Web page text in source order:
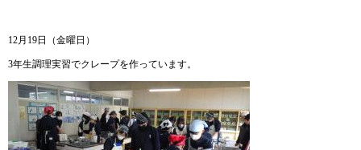
12月19日（金曜日）
3年生調理実習でクレープを作っています。